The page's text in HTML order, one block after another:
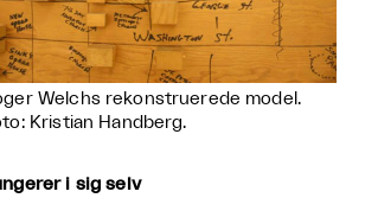
Welchs rekonstruerede model.
Kristian Handberg.
i sig selv